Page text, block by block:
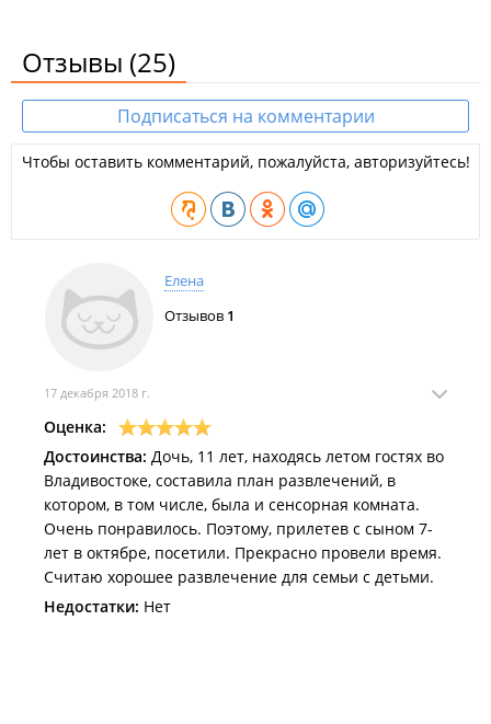
Отзывы (25)
Подписаться на комментарии
Чтобы оставить комментарий, пожалуйста, авторизуйтесь!
Елена
Отзывов 1
17 декабря 2018 г.
Оценка:
Достоинства: Дочь, 11 лет, находясь летом гостях во
Владивостоке, составила план развлечений, в
котором, в том числе, была и сенсорная комната.
Очень понравилось. Поэтому, прилетев с сыном 7-
лет в октябре, посетили. Прекрасно провели время.
Считаю хорошее развлечение для семьи с детьми.
Недостатки: Нет